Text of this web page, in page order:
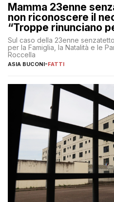
Mamma 23enne
non riconoscere il
“Troppe rinunciano
Sul caso della 23enne
per la Famiglia, la Natalità e le
Roccella
ASIA BUCONI-FATTI